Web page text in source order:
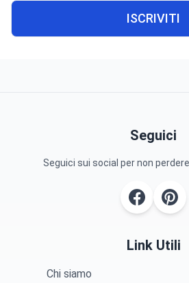
ISCRIVITI
Seguici
Seguici sui social per non
Link Utili
Chi siamo